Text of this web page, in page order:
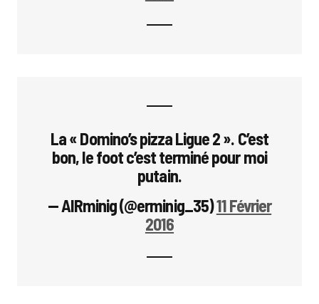
La « Domino’s pizza Ligue 2 ». C’est
bon, le foot c’est terminé pour moi
putain.
— AIRminig (@erminig_35)11 Février
2016